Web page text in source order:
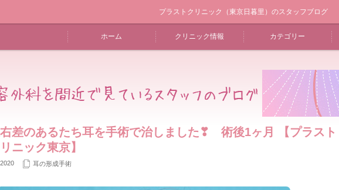
プラストクリニック（東京日暮里）のスタッフブログ
ホーム クリニック情報 カテゴリー
差のあるたち耳を手術で治しました❣ 術後1ヶ月 【プラスト
ニック東京】
2020 耳の形成手術